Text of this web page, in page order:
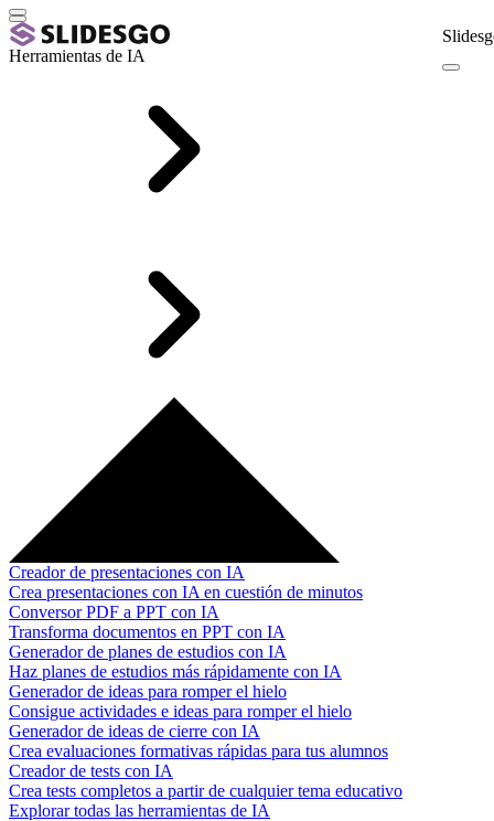
Herramientas de IA
Creador de presentaciones con IA
Crea presentaciones con IA en cuestión de minutos
Conversor PDF a PPT con IA
Transforma documentos en PPT con IA
Generador de planes de estudios con IA
Haz planes de estudios más rápidamente con IA
Generador de ideas para romper el hielo
Consigue actividades e ideas para romper el hielo
Generador de ideas de cierre con IA
Crea evaluaciones formativas rápidas para tus alumnos
Creador de tests con IA
Crea tests completos a partir de cualquier tema educativo
Explorar todas las herramientas de IA